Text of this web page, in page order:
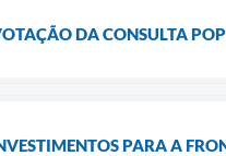
DA CONSULTA
PARA A